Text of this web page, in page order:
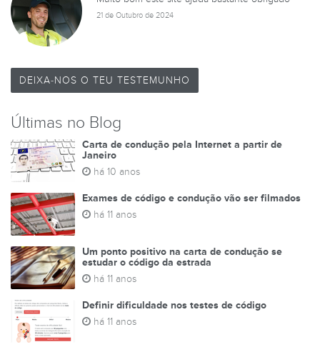
21 de Outubro de 2024
DEIXA-NOS O TEU TESTEMUNHO
Últimas no Blog
Carta de condução pela Internet a partir de
Janeiro
há 10 anos
Exames de código e condução vão ser filmados
há 11 anos
Um ponto positivo na carta de condução se
estudar o código da estrada
há 11 anos
Definir dificuldade nos testes de código
há 11 anos